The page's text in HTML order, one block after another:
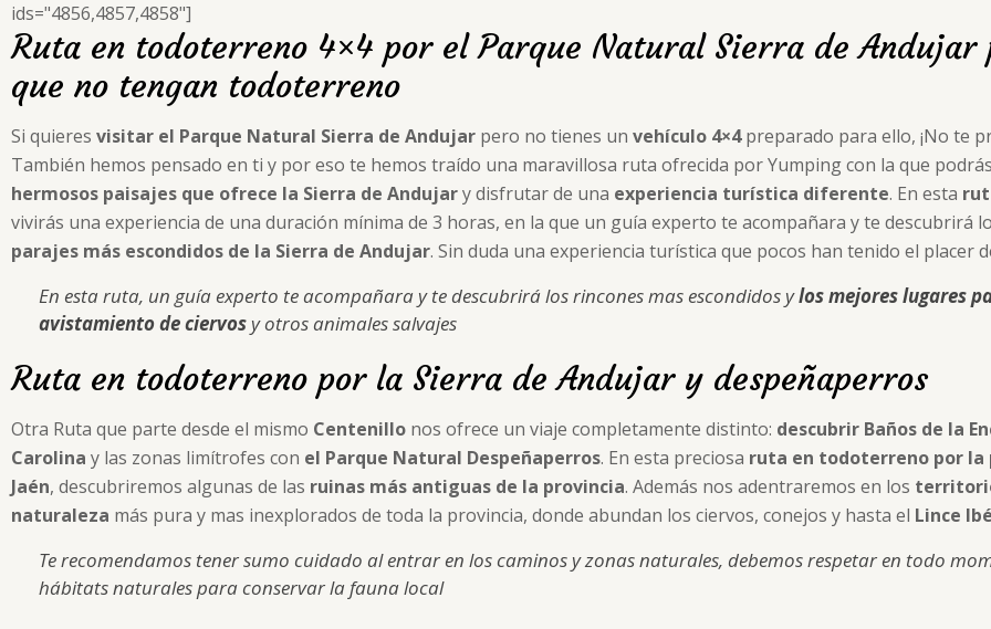
ids="4856,4857,4858"]
Ruta en todoterreno 4×4 por el Parque Natural Sierra de Andujar
que no tengan todoterreno
Si quieres visitar el Parque Natural Sierra de Andujar pero no tienes un vehículo 4×4preparado para ello, ¡No te
También hemos pensado en ti y por eso te hemos traído una maravillosa ruta ofrecida por Yumping con la que
hermosos paisajes que ofrece la Sierra de Andujary disfrutar de una experiencia turística diferente. En esta
vivirás una experiencia de una duración mínima de 3 horas, en la que un guía experto te acompañara y te descubrirá
parajes más escondidos de la Sierra de Andujar. Sin duda una experiencia turística que pocos han tenido el placer
En esta ruta, un guía experto te acompañara y te descubrirá los rincones mas escondidos ylos mejores lugares
avistamiento de ciervos y otros animales salvajes
Ruta en todoterreno por la Sierra de Andujar y despeñaperros
Otra Ruta que parte desde el mismo Centenillo nos ofrece un viaje completamente distinto: descubrir Baños de la
Carolina y las zonas limítrofes con el Parque Natural Despeñaperros. En esta preciosa ruta en todoterreno por la
Jaén, descubriremos algunas de las ruinas más antiguas de la provincia. Además nos adentraremos en los
naturaleza más pura y mas inexplorados de toda la provincia, donde abundan los ciervos, conejos y hasta el Lince
Te recomendamos tener sumo cuidado al entrar en los caminos y zonas naturales, debemos respetar en todo
hábitats naturales para conservar la fauna local